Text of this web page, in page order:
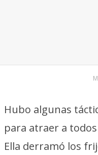
Hubo algunas
para atraer a
Ella derramó los